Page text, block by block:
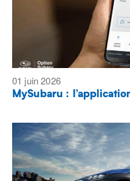
01 juin 2026
MySubaru :